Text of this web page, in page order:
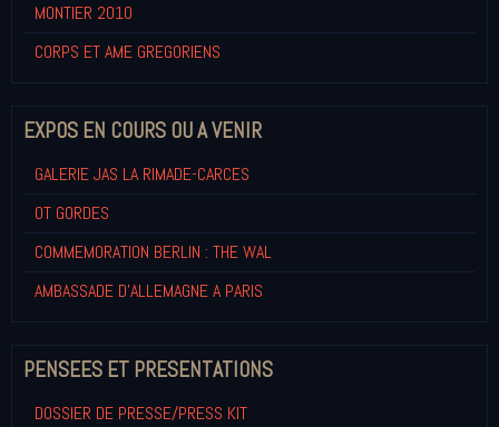
MONTIER 2010
CORPS ET AME GREGORIENS
EXPOS EN COURS OU A VENIR
GALERIE JAS LA RIMADE-CARCES
OT GORDES
COMMEMORATION BERLIN : THE WAL
AMBASSADE D'ALLEMAGNE A PARIS
PENSEES ET PRESENTATIONS
DOSSIER DE PRESSE/PRESS KIT